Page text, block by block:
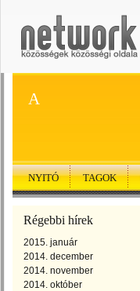
A
NYITÓ TAGOK
Régebbi hírek
2015. január
2014. december
2014. november
2014. október